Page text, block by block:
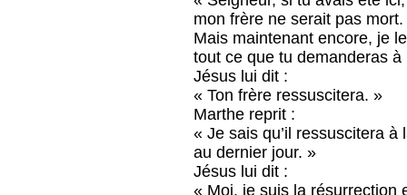
mon frère ne serait pas mort.
Mais maintenant encore, je
tout ce que tu demanderas à
Jésus lui dit :
« Ton frère ressuscitera. »
Marthe reprit :
« Je sais qu’il ressuscitera à
au dernier jour. »
Jésus lui dit :
« Moi, je suis la résurrection